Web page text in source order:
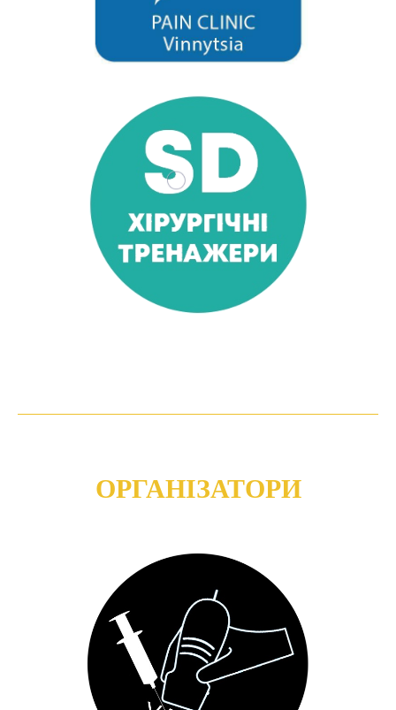
ОРГАНІЗАТОРИ